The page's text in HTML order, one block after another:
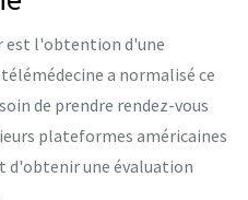
est l'obtention d'une
a normalisé ce
de prendre rendez-vous
plateformes américaines
une évaluation